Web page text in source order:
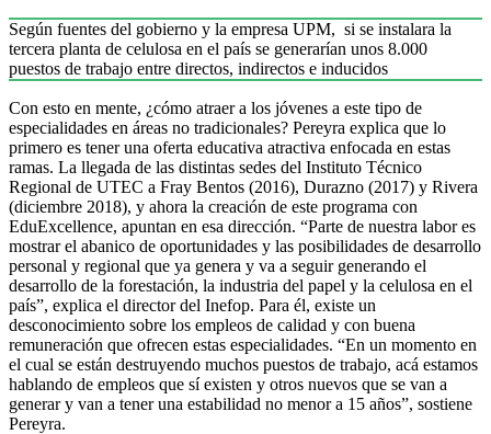
Según fuentes del gobierno y la empresa UPM, si se instalara la
tercera planta de celulosa en el país se generarían unos 8.000
puestos de trabajo entre directos, indirectos e inducidos
Con esto en mente, ¿cómo atraer a los jóvenes a este tipo de
especialidades en áreas no tradicionales? Pereyra explica que lo
primero es tener una oferta educativa atractiva enfocada en estas
ramas. La llegada de las distintas sedes del Instituto Técnico
Regional de UTEC a Fray Bentos (2016), Durazno (2017) y Rivera
(diciembre 2018), y ahora la creación de este programa con
EduExcellence, apuntan en esa dirección. “Parte de nuestra labor es
mostrar el abanico de oportunidades y las posibilidades de desarrollo
personal y regional que ya genera y va a seguir generando el
desarrollo de la forestación, la industria del papel y la celulosa en el
país”, explica el director del Inefop. Para él, existe un
desconocimiento sobre los empleos de calidad y con buena
remuneración que ofrecen estas especialidades. “En un momento en
el cual se están destruyendo muchos puestos de trabajo, acá estamos
hablando de empleos que sí existen y otros nuevos que se van a
generar y van a tener una estabilidad no menor a 15 años”, sostiene
Pereyra.